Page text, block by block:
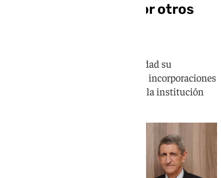
Fundación Unicaja por otros
El Patronato ratifica por unanimidad su
presidencia y aprueba tres nuevas incorporaciones
y una reestructuración interna de la institución